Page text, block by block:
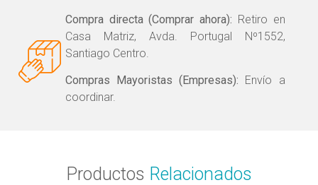
Compra directa (Comprar ahora): Retiro en
Casa Matriz, Avda. Portugal Nº1552,
Santiago Centro.
Compras Mayoristas (Empresas): Envío a
coordinar.
Productos Relacionados